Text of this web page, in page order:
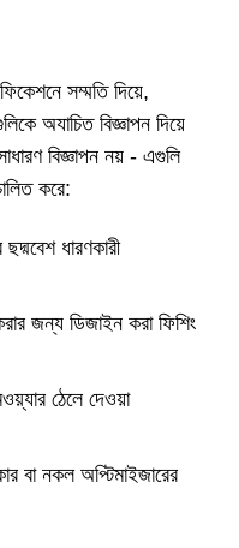
সম্মতি দিয়ে,
অযাচিত বিজ্ঞাপন দিয়ে
বিজ্ঞাপন নয় - এগুলি
করে:
ধারণকারী
জন্য ডিজাইন করা ফিশিং
ঠেলে দেওয়া
বা নকল অপ্টিমাইজারের